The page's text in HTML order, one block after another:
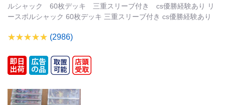
ルシャック 60枚デッキ 三重スリーブ付き cs優勝経験あり リ
ースボルシャック 60枚デッキ 三重スリーブ付き cs優勝経験あり
(2986)